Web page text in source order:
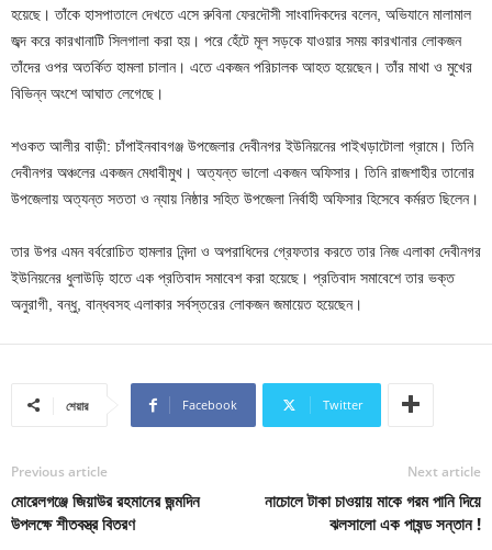
হয়েছে। তাঁকে হাসপাতালে দেখতে এসে রুবিনা ফেরদৌসী সাংবাদিকদের বলেন, অভিযানে মালামাল
জব্দ করে কারখানাটি সিলগালা করা হয়। পরে হেঁটে মূল সড়কে যাওয়ার সময় কারখানার লোকজন
তাঁদের ওপর অতর্কিত হামলা চালান। এতে একজন পরিচালক আহত হয়েছেন। তাঁর মাথা ও মুখের
বিভিন্ন অংশে আঘাত লেগেছে।
শওকত আলীর বাড়ী: চাঁপাইনবাবগঞ্জ উপজেলার দেবীনগর ইউনিয়নের পাইখড়াটোলা গ্রামে। তিনি
দেবীনগর অঞ্চলের একজন মেধাবীমুখ। অত্যন্ত ভালো একজন অফিসার। তিনি রাজশাহীর তানোর
উপজেলায় অত্যন্ত সততা ও ন্যায় নিষ্ঠার সহিত উপজেলা নির্বাহী অফিসার হিসেবে কর্মরত ছিলেন।
তার উপর এমন বর্বরোচিত হামলার নিন্দা ও অপরাধিদের গ্রেফতার করতে তার নিজ এলাকা দেবীনগর
ইউনিয়নের ধুলাউড়ি হাতে এক প্রতিবাদ সমাবেশ করা হয়েছে। প্রতিবাদ সমাবেশে তার ভক্ত
অনুরাগী, বন্ধু, বান্ধবসহ এলাকার সর্বস্তরের লোকজন জমায়েত হয়েছেন।
শেয়ার Facebook Twitter
Previous article
মোরেলগঞ্জে জিয়াউর রহমানের জন্মদিন
উপলক্ষে শীতবস্ত্র বিতরণ
Next article
নাচোলে টাকা চাওয়ায় মাকে গরম পানি দিয়ে
ঝলসালো এক পাষন্ড সন্তান !